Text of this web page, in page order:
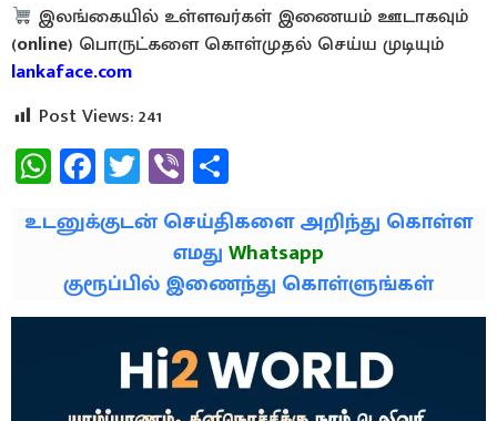
இலங்கையில் உள்ளவர்கள் இணையம் ஊடாகவும்
(online) பொருட்களை கொள்முதல் செய்ய முடியும்
lankaface.com
Post Views:241
WhatsApp
Facebook
Twitter
Viber
உடனுக்குடன் செய்திகளை அறிந்து கொள்ள
எமதுWhatsapp
குரூப்பில் இணைந்து கொள்ளுங்கள்